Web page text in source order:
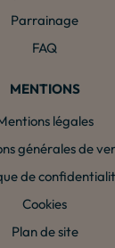
Parrainage
FAQ
MENTIONS
légales
générales de
de
Cookies
Plan de site